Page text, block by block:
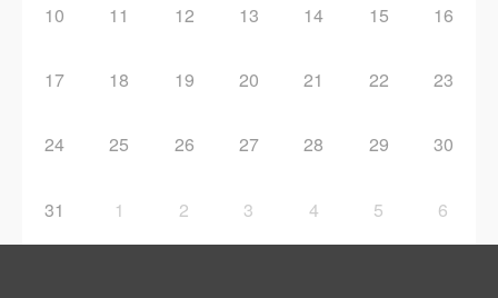
10 11 12 13 14 15 16
17 18 19 20 21 22 23
24 25 26 27 28 29 30
31 1 2 3 4 5 6